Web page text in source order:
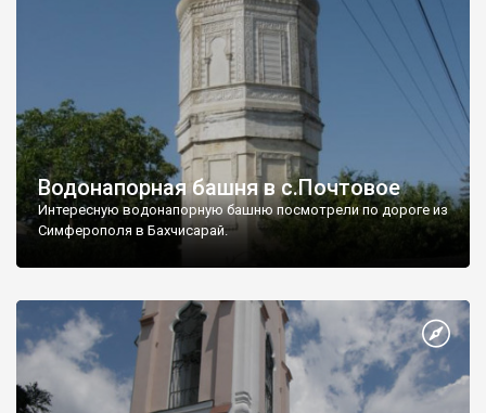
Водонапорная башня в с.Почтовое
Интересную водонапорную башню посмотрели по дороге из
Симферополя в Бахчисарай.